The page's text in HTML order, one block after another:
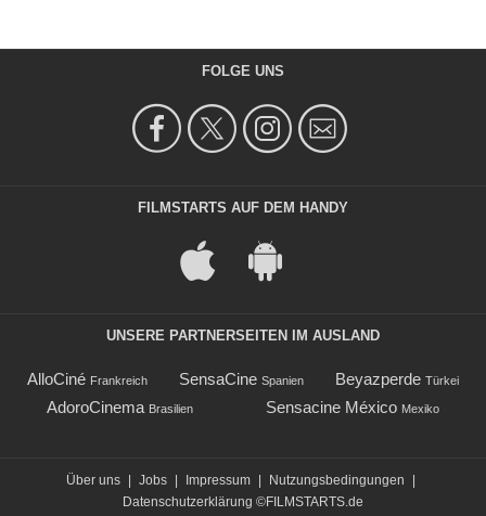
FOLGE UNS
FILMSTARTS AUF DEM HANDY
UNSERE PARTNERSEITEN IM AUSLAND
AlloCiné Frankreich SensaCine Spanien Beyazperde Türkei
AdoroCinema Brasilien Sensacine México Mexiko
Über uns Jobs Impressum Nutzungsbedingungen
Datenschutzerklärung ©FILMSTARTS.de